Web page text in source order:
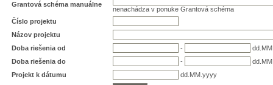
Grantová schéma manuálne
nenachádza v ponuke Grantová schéma
Číslo projektu
Názov projektu
Doba riešenia od
-
Doba riešenia do
-
Projekt k dátumu
dd.MM.yyyy